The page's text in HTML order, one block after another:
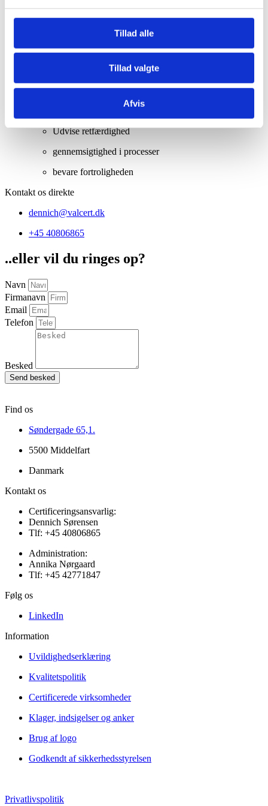
Tillad alle
Tillad valgte
Afvis
ansætte kompetent personale
være lydhør over for klager
være åben
Udvise retfærdighed
gennemsigtighed i processer
bevare fortroligheden
Kontakt os direkte
dennich@valcert.dk
+45 40806865
..eller vil du ringes op?
Navn
Firmanavn
Email
Telefon
Besked
Send besked
Find os
Søndergade 65,1.
5500 Middelfart
Danmark
Kontakt os
Certificeringsansvarlig:
Dennich Sørensen
Tlf: +45 40806865
Administration:
Annika Nørgaard
Tlf: +45 42771847
Følg os
LinkedIn
Information
Uvildighedserklæring
Kvalitetspolitik
Certificerede virksomheder
Klager, indsigelser og anker
Brug af logo
Godkendt af sikkerhedsstyrelsen
Privatlivspolitik